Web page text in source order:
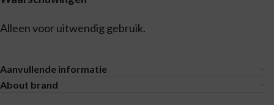
Alleen voor uitwendig gebruik.
Aanvullende informatie
About brand